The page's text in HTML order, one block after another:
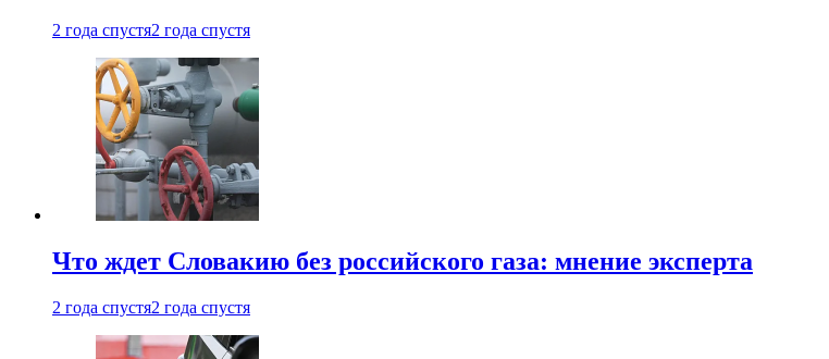
2 года спустя2 года спустя
Что ждет Словакию без российского газа: мнение эксперта
2 года спустя2 года спустя